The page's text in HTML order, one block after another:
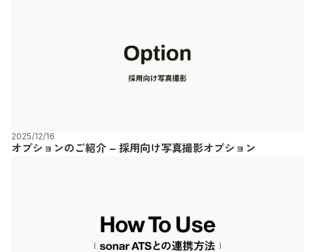
2025/12/16
オプションのご紹介 – 採用向け写真撮影オプション